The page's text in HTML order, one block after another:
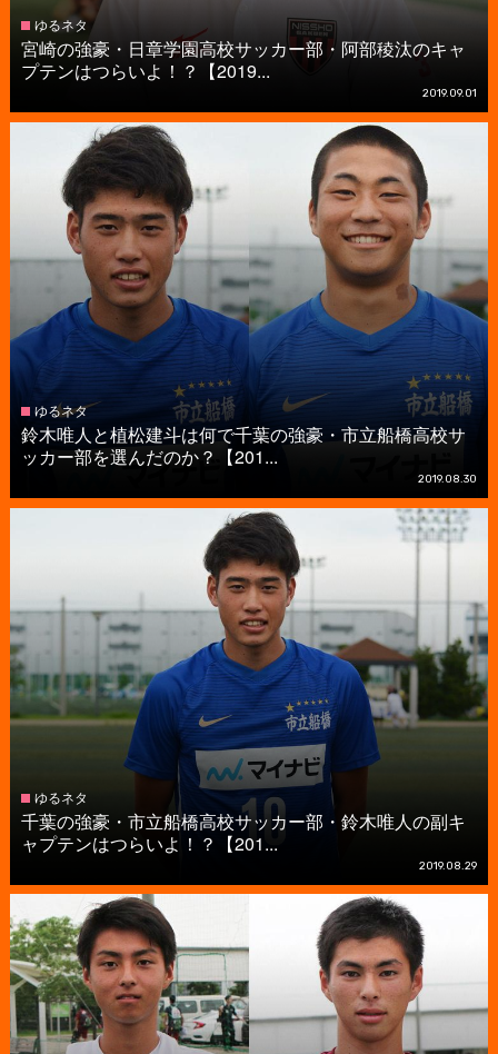
ゆるネタ
宮崎の強豪・日章学園高校サッカー部・阿部稜汰のキャ
プテンはつらいよ！？【2019...
2019.09.01
ゆるネタ
鈴木唯人と植松建斗は何で千葉の強豪・市立船橋高校サ
ッカー部を選んだのか？【201...
2019.08.30
ゆるネタ
千葉の強豪・市立船橋高校サッカー部・鈴木唯人の副キ
ャプテンはつらいよ！？【201...
2019.08.29